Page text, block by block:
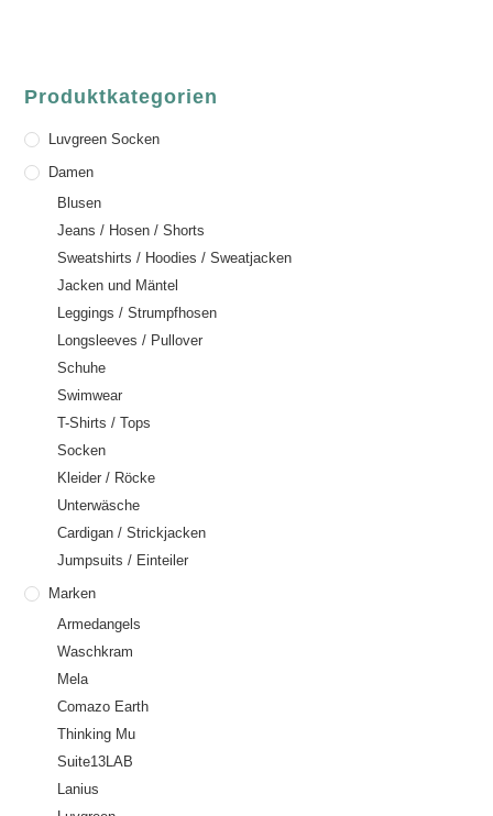
Produktkategorien
Luvgreen Socken
Damen
Blusen
Jeans / Hosen / Shorts
Sweatshirts / Hoodies / Sweatjacken
Jacken und Mäntel
Leggings / Strumpfhosen
Longsleeves / Pullover
Schuhe
Swimwear
T-Shirts / Tops
Socken
Kleider / Röcke
Unterwäsche
Cardigan / Strickjacken
Jumpsuits / Einteiler
Marken
Armedangels
Waschkram
Mela
Comazo Earth
Thinking Mu
Suite13LAB
Lanius